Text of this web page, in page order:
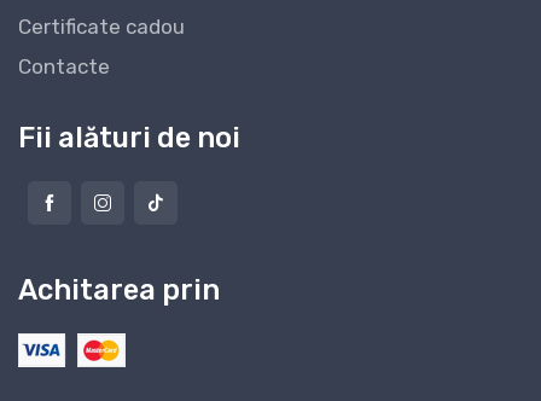
Certificate cadou
Contacte
Fii alături de noi
Achitarea prin